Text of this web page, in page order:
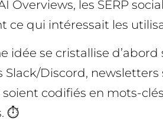
Overviews, les SERP
ce qui intéressait les
idée se cristallise
Slack/Discord,
codifiés en mots-
⏱️